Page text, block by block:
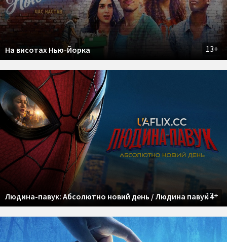
13+
На висотах Нью-Йорка
13+
Людина-павук: Абсолютно новий день / Людина павук 4